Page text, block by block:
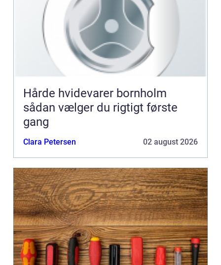
Hårde hvidevarer bornholm
sådan vælger du rigtigt første
gang
Clara Petersen 02 august 2026